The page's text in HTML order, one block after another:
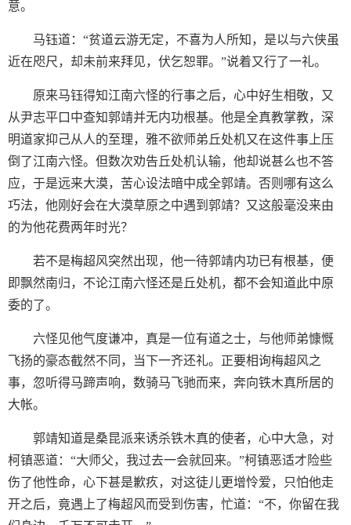
意。
马钰道：“贫道云游无定，不喜为人所知，是以与六侠虽
近在咫尺，却未前来拜见，伏乞恕罪。”说着又行了一礼。
原来马钰得知江南六怪的行事之后，心中好生相敬，又
从尹志平口中查知郭靖并无内功根基。他是全真教掌教，深
明道家抑己从人的至理，雅不欲师弟丘处机又在这件事上压
倒了江南六怪。但数次劝告丘处机认输，他却说甚么也不答
应，于是远来大漠，苦心设法暗中成全郭靖。否则哪有这么
巧法，他刚好会在大漠草原之中遇到郭靖？又这般毫没来由
的为他花费两年时光？
若不是梅超风突然出现，他一待郭靖内功已有根基，便
即飘然南归，不论江南六怪还是丘处机，都不会知道此中原
委的了。
六怪见他气度谦冲，真是一位有道之士，与他师弟慷慨
飞扬的豪态截然不同，当下一齐还礼。正要相询梅超风之
事，忽听得马蹄声响，数骑马飞驰而来，奔向铁木真所居的
大帐。
郭靖知道是桑昆派来诱杀铁木真的使者，心中大急，对
柯镇恶道：“大师父，我过去一会就回来。”柯镇恶适才险些
伤了他性命，心下甚是歉疚，对这徒儿更增怜爱，只怕他走
开之后，竟遇上了梅超风而受到伤害，忙道：“不，你留在我